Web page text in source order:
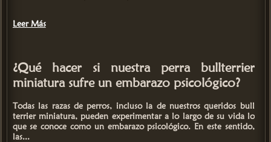
Leer Más
¿Qué hacer si nuestra perra bullterrier
miniatura sufre un embarazo psicológico?
Todas las razas de perros, incluso la de nuestros queridos bull
terrier miniatura, pueden experimentar a lo largo de su vida lo
que se conoce como un embarazo psicológico. En este sentido,
las...